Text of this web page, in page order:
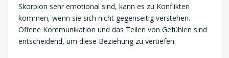
Skorpion sehr emotional sind, kann es zu Konflikten
kommen, wenn sie sich nicht gegenseitig verstehen.
Offene Kommunikation und das Teilen von Gefühlen sind
entscheidend, um diese Beziehung zu vertiefen.